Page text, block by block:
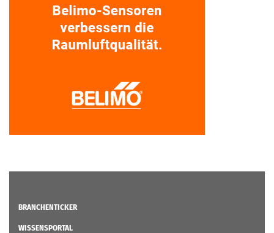
BRANCHENTICKER
WISSENSPORTAL